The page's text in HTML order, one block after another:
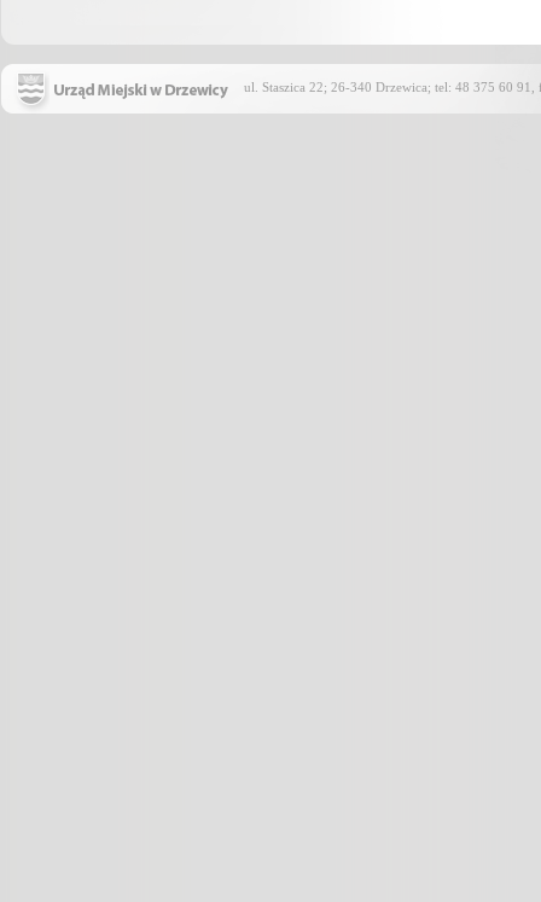
ul. Staszica 22; 26-340 Drzewica; tel: 48 375 60